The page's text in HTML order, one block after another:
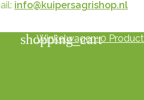
info@kuipersagrishop.nl
shopping_cart
Winkelwagen: 0